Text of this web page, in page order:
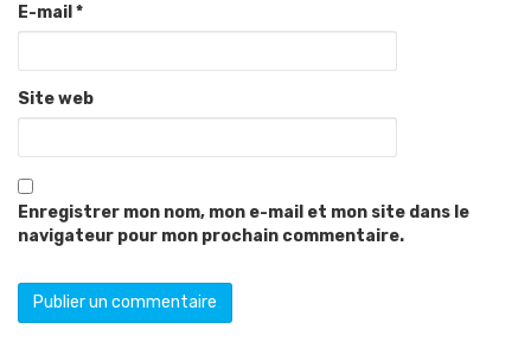
E-mail *
Site web
Enregistrer mon nom, mon e-mail et mon site dans le
navigateur pour mon prochain commentaire.